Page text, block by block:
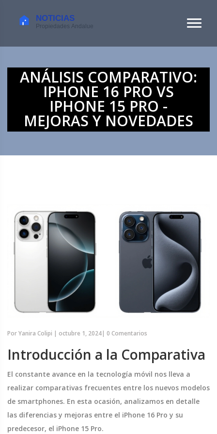
ANÁLISIS COMPARATIVO:
IPHONE 16 PRO VS
IPHONE 15 PRO -
MEJORAS Y NOVEDADES
PorYanira Colipi | octubre 1, 2024| 0 Comentarios
Introducción a la Comparativa
El constante avance en la tecnología móvil nos lleva a
realizar comparativas frecuentes entre los nuevos modelos
de smartphones. En esta ocasión, analizamos en detalle
las diferencias y mejoras entre el iPhone 16 Pro y su
predecesor, el iPhone 15 Pro.